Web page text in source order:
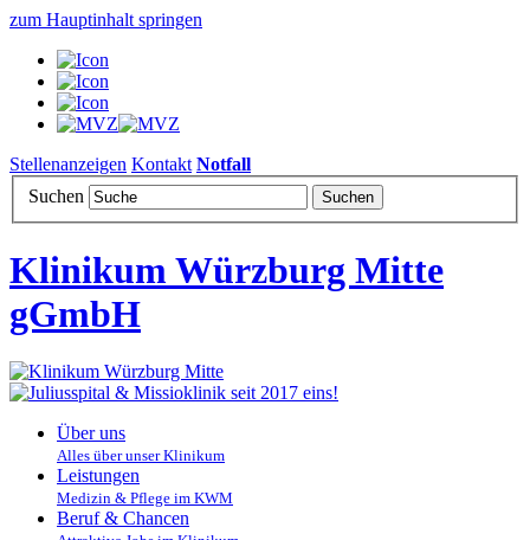
zum Hauptinhalt springen
Stellenanzeigen Kontakt Notfall
Suchen
Klinikum Würzburg Mitte
gGmbH
Über uns
Alles über unser Klinikum
Leistungen
Medizin & Pflege im KWM
Beruf & Chancen